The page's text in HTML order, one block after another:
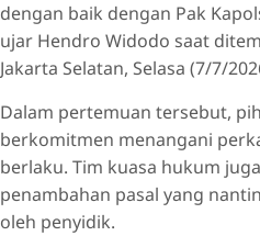
dengan baik dengan Pak
ujar Hendro Widodo saat
Jakarta Selatan, Selasa (7/7/
Dalam pertemuan tersebut,
berkomitmen menangani
berlaku. Tim kuasa hukum
penambahan pasal yang
oleh penyidik.